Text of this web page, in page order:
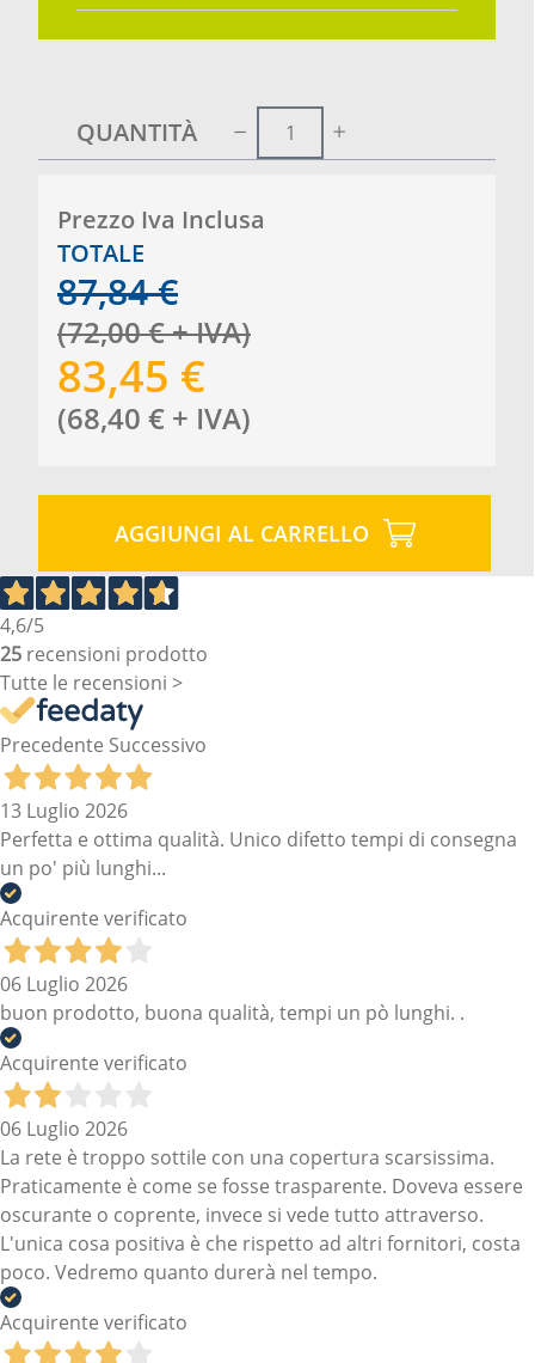
QUANTITÀ
Prezzo Iva Inclusa
TOTALE
87,84 €
(72,00€+ IVA)
83,45 €
(68,40 € + IVA)
AGGIUNGI AL CARRELLO
4,6/5
25 recensioni prodotto
Tutte le recensioni >
Precedente Successivo
13 Luglio 2026
Perfetta e ottima qualità. Unico difetto tempi di consegna
un po' più lunghi...
Acquirente verificato
06 Luglio 2026
buon prodotto, buona qualità, tempi un pò lunghi. .
Acquirente verificato
06 Luglio 2026
La rete è troppo sottile con una copertura scarsissima.
Praticamente è come se fosse trasparente. Doveva essere
oscurante o coprente, invece si vede tutto attraverso.
L'unica cosa positiva è che rispetto ad altri fornitori, costa
poco. Vedremo quanto durerà nel tempo.
Acquirente verificato